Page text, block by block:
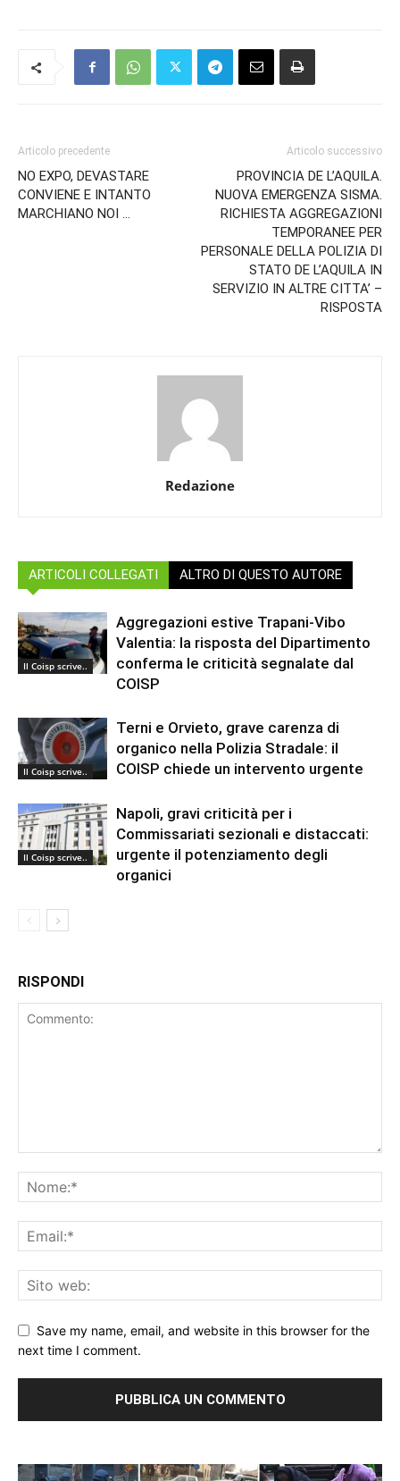
Articolo precedente
NO EXPO, DEVASTARE
CONVIENE E INTANTO
MARCHIANO NOI …
Articolo successivo
PROVINCIA DE L’AQUILA.
NUOVA EMERGENZA SISMA.
RICHIESTA AGGREGAZIONI
TEMPORANEE PER
PERSONALE DELLA POLIZIA DI
STATO DE L’AQUILA IN
SERVIZIO IN ALTRE CITTA’ –
RISPOSTA
Redazione
ARTICOLI COLLEGATI ALTRO DI QUESTO AUTORE
Il Coisp scrive..
Aggregazioni estive Trapani-Vibo
Valentia: la risposta del Dipartimento
conferma le criticità segnalate dal
COISP
Il Coisp scrive..
Terni e Orvieto, grave carenza di
organico nella Polizia Stradale: il
COISP chiede un intervento urgente
Il Coisp scrive..
Napoli, gravi criticità per i
Commissariati sezionali e distaccati:
urgente il potenziamento degli
organici
RISPONDI
Save my name, email, and website in this browser for the
next time I comment.